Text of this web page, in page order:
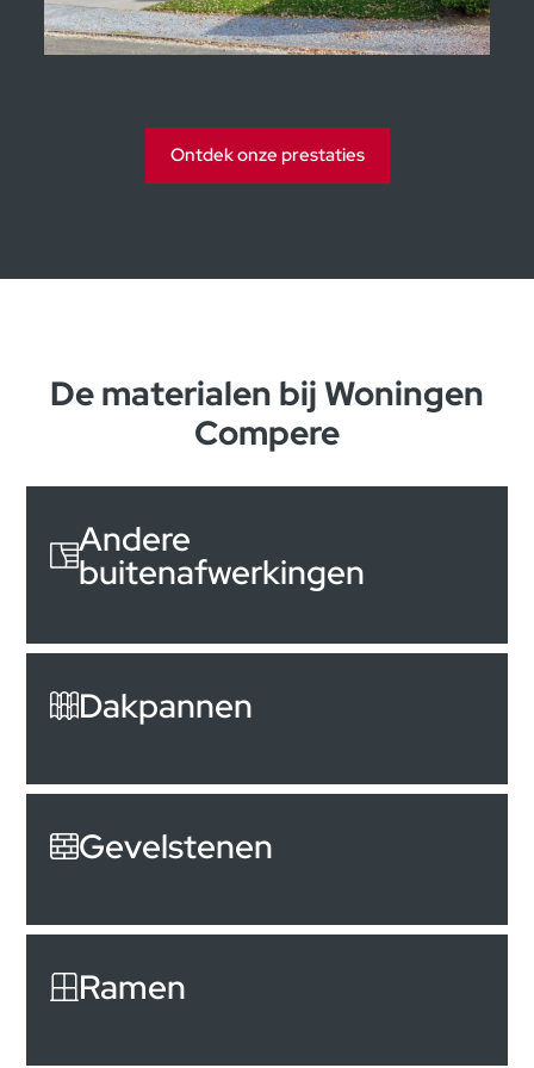
Kijkwoning Soumagne
Ontdek onze prestaties
De materialen bij Woningen
Compere
Andere
buitenafwerkingen
Dakpannen
Gevelstenen
Ramen